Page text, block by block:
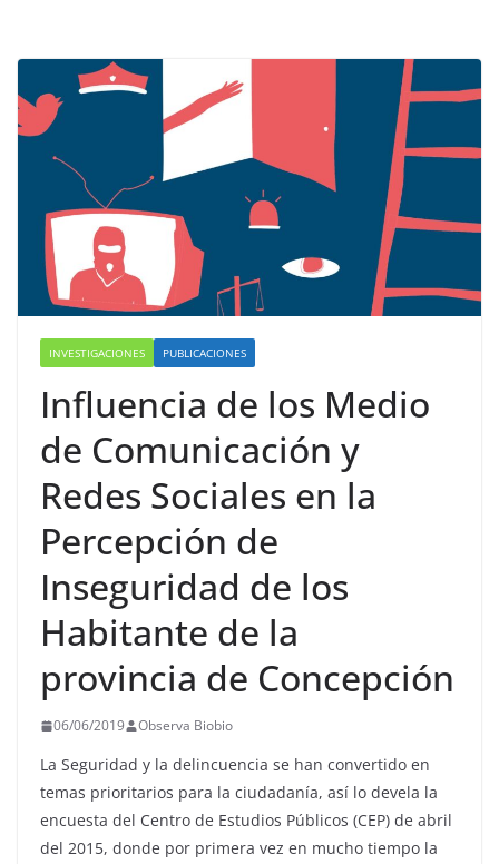
INVESTIGACIONES PUBLICACIONES
Influencia de los Medio
de Comunicación y
Redes Sociales en la
Percepción de
Inseguridad de los
Habitante de la
provincia de Concepción
06/06/2019 Observa Biobio
La Seguridad y la delincuencia se han convertido en
temas prioritarios para la ciudadanía, así lo devela la
encuesta del Centro de Estudios Públicos (CEP) de abril
del 2015, donde por primera vez en mucho tiempo la